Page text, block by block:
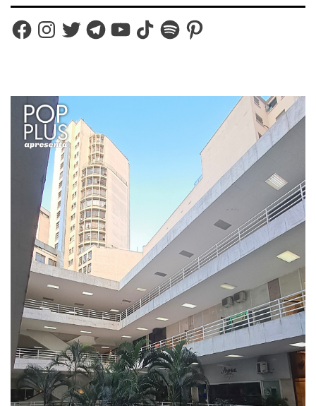
FacebookInstagram
TwitterTelegramYouTubeTikTokSpotifyPinterest